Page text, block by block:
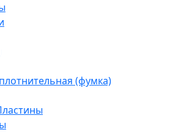
(фумка)